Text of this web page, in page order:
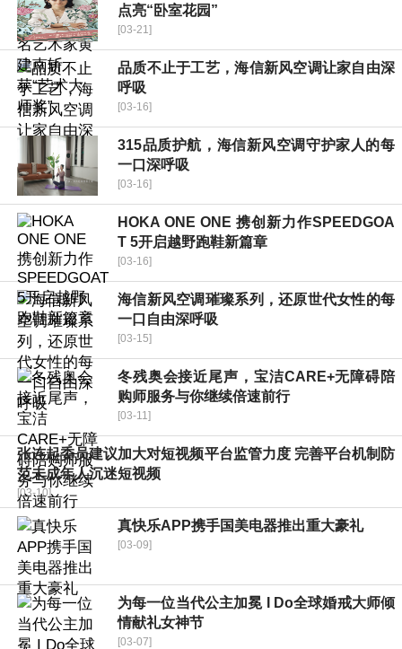
点亮“卧室花园”
[03-21]
品质不止于工艺，海信新风空调让家自由深
呼吸
[03-16]
315品质护航，海信新风空调守护家人的每
一口深呼吸
[03-16]
HOKA ONE ONE 携创新力作SPEEDGOA
T 5开启越野跑鞋新篇章
[03-16]
海信新风空调璀璨系列，还原世代女性的每
一口自由深呼吸
[03-15]
冬残奥会接近尾声，宝洁CARE+无障碍陪
购师服务与你继续倍速前行
[03-11]
张连起委员建议加大对短视频平台监管力度 完善平台机制防
范未成年人沉迷短视频
[03-10]
真快乐APP携手国美电器推出重大豪礼
[03-09]
为每一位当代公主加冕 I Do全球婚戒大师倾
情献礼女神节
[03-07]